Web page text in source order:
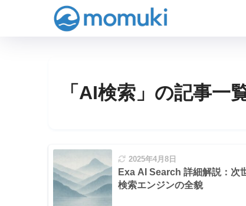
「AI検索」の記事一
2025年4月8日
Exa AI Search 詳細解説：次
検索エンジンの全貌